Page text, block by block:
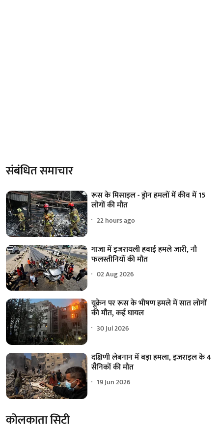
संबंधित समाचार
रूस के मिसाइल - ड्रोन हमलों में कीव में 15
लोगों की मौत
22 hours ago
गाजा में इजरायली हवाई हमले जारी, नौ
फलस्तीनियों की मौत
02 Aug 2026
यूक्रेन पर रूस के भीषण हमले में सात लोगों
की मौत, कई घायल
30 Jul 2026
दक्षिणी लेबनान में बड़ा हमला, इजराइल के 4
सैनिकों की मौत
19 Jun 2026
कोलकाता सिटी